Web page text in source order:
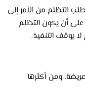
التظلم من الأمر إلى
أن يكون التظلم
يوقف التنفيذ.
ومن أكثرها